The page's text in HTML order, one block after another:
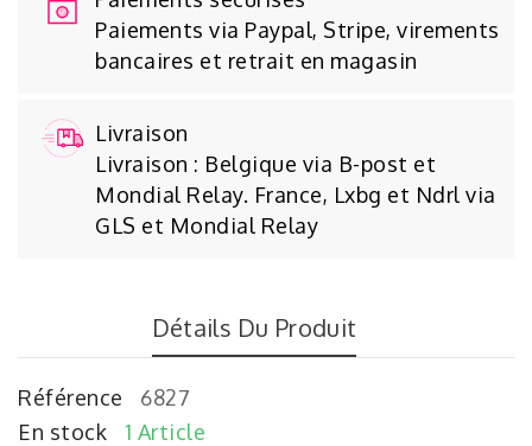
Paiements via Paypal, Stripe, virements
bancaires et retrait en magasin
Livraison
Livraison : Belgique via B-post et
Mondial Relay. France, Lxbg et Ndrl via
GLS et Mondial Relay
Détails Du Produit
Référence
6827
En stock
1 Article